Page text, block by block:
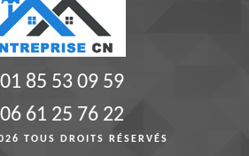
01 85 53 09 59
06 61 25 76 22
TOUS DROITS RÉSERVÉS